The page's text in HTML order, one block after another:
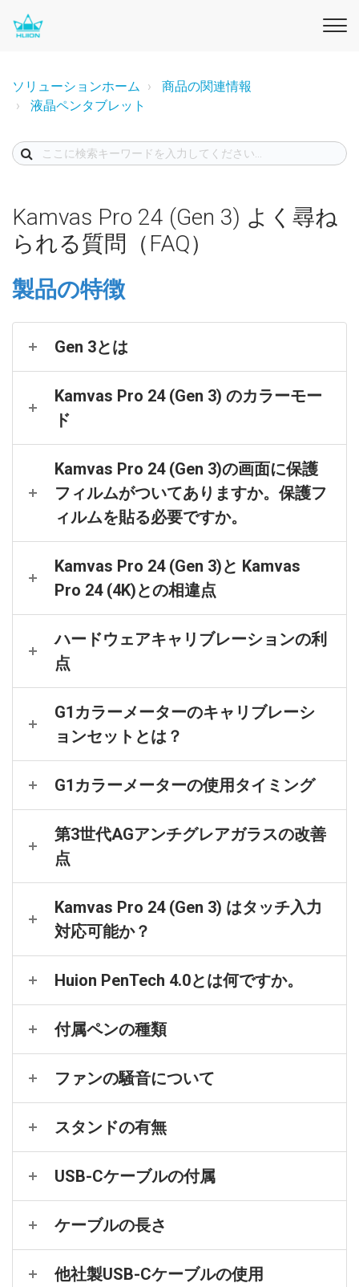
ソリューションホーム
商品の関連情報
液晶ペンタブレット
Kamvas Pro 24 (Gen 3) よく尋ね
られる質問（FAQ）
製品の特徴
Gen 3とは
Kamvas Pro 24 (Gen 3) のカラーモー
ド
Kamvas Pro 24 (Gen 3)の画面に保護
フィルムがついてありますか。保護フ
ィルムを貼る必要ですか。
Kamvas Pro 24 (Gen 3)と Kamvas
Pro 24 (4K)との相違点
ハードウェアキャリブレーションの利
点
G1カラーメーターのキャリブレーシ
ョンセットとは？
G1カラーメーターの使用タイミング
第3世代AGアンチグレアガラスの改善
点
Kamvas Pro 24 (Gen 3) はタッチ入力
対応可能か？
Huion PenTech 4.0とは何ですか。
付属ペンの種類
ファンの騒音について
スタンドの有無
USB-Cケーブルの付属
ケーブルの長さ
他社製USB-Cケーブルの使用